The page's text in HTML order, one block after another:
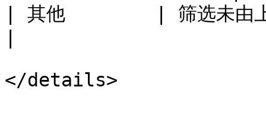
| 其他        | 筛选未由上
</details>